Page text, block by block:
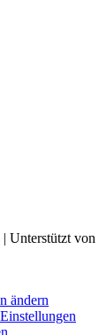
| Unterstützt von
ändern